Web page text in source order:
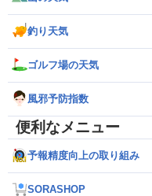
釣り天気
ゴルフ場の天気
風邪予防指数
便利なメニュー
予報精度向上の取り組み
SORASHOP